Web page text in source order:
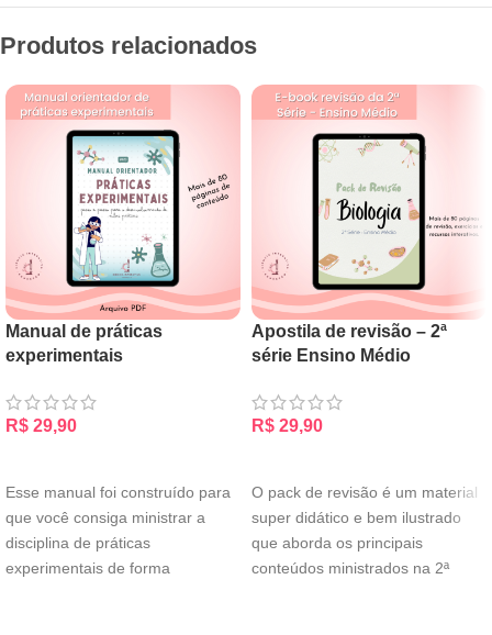
Produtos relacionados
Manual de práticas
experimentais
R$ 29,90
Esse manual foi construído para
que você consiga ministrar a
disciplina de práticas
experimentais de forma
Apostila de revisão – 2ª
série Ensino Médio
R$ 29,90
O pack de revisão é um material
super didático e bem ilustrado
que aborda os principais
conteúdos ministrados na 2ª